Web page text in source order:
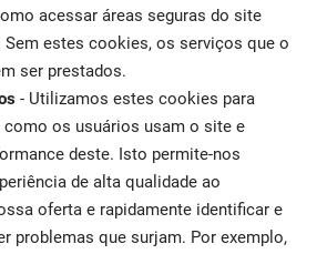
acessar áreas seguras do site
Sem estes cookies, os serviços que o
ser prestados.
- Utilizamos estes cookies para
os usuários usam o site e
deste. Isto permite-nos
de alta qualidade ao
oferta e rapidamente identificar e
problemas que surjam. Por exemplo,